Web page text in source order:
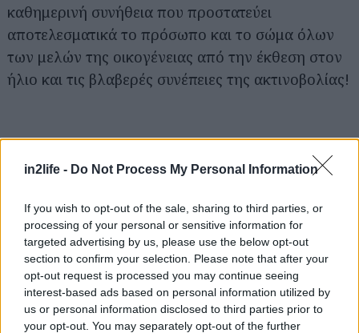
in2life - Do Not Process My Personal Information
If you wish to opt-out of the sale, sharing to third parties, or
processing of your personal or sensitive information for
targeted advertising by us, please use the below opt-out
section to confirm your selection. Please note that after your
opt-out request is processed you may continue seeing
interest-based ads based on personal information utilized by
us or personal information disclosed to third parties prior to
your opt-out. You may separately opt-out of the further
καθημερινή συνήθεια που προστατεύει
αποτελεσματικά το πρόσωπο και το σώμα όλων
των μελών της οικογένειας από την έκθεση στον
ήλιο και τις βλαβερές συνέπειες της ακτινοβολίας!
Αναζήτηση
για...